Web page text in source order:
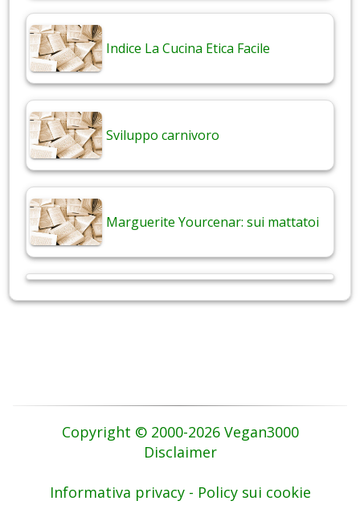
Indice La Cucina Etica Facile
Sviluppo carnivoro
Marguerite Yourcenar: sui mattatoi
Copyright © 2000-2026 Vegan3000
Disclaimer
Informativa privacy - Policy sui cookie